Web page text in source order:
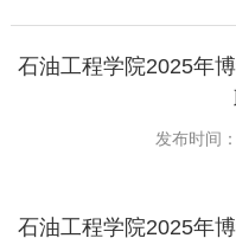
石油工程学院2025年
发布时间
石油工程学院2025年